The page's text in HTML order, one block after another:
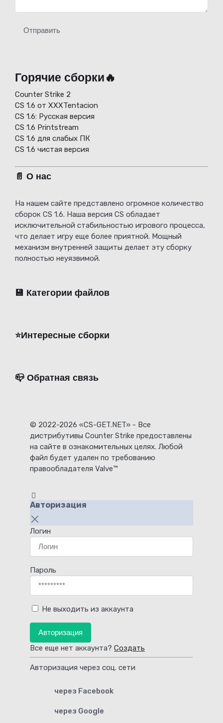
Отправить
Горячие сборки🔥
Counter Strike 2
CS 1.6 от XXXTentacion
СS 1.6: Русская версия
CS 1.6 Printstream
CS 1.6 для слабых ПК
CS 1.6 чистая версия
📄 О нас
На нашем сайте представлено огромное количество
сборок CS 1.6. Наша версия CS обладает
исключительной стабильностью игрового процесса,
что делает игру еще более приятной. Мощный
механизм внутренней защиты делает эту сборку
полностью неуязвимой.
💾 Категории файлов
⭐️Интересные сборки
📪 Обратная связь
© 2022-2026 «CS-GET.NET» - Все
дистрибутивы Counter Strike предоставлены
на сайте в ознакомительных целях. Любой
файл будет удален по требованию
правообладателя Valve™
Авторизация
Логин
Пароль
Не выходить из аккаунта
Авторизация
Все еще нет аккаунта? Создать
Авторизация через соц. сети
через Facebook
через Google